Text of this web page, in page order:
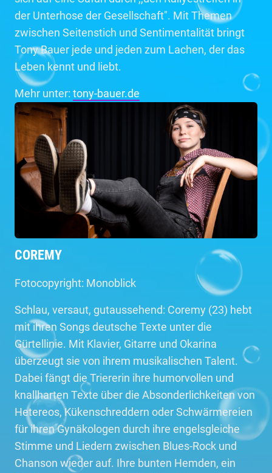
der Unterhose der Gesellschaft". Mit Themen
zwischen Seitenstich und Sentimentalität bringt
Tony Bauer jede und jeden zum Lachen, der das
Leben kennt und liebt.
Mehr unter: tony-bauer.de
COREMY
Fotocopyright: Monoblick
Schlau, versaut, gutaussehend: Coremy (23) hebt
mit ihren Songs deutsche Texte unter die
Gürtellinie. Mit Klavier, Gitarre und Okarina
überzeugt sie von ihrem musikalischen Talent.
Dabei fängt die Triererin ihre humorvollen und
knallharten Texte über die Absonderlichkeiten von
Hetereos, Kükenschreddern oder Schwärmereien
für ihren Gynäkologen durch ihre engelsgleiche
Stimme und Liedern zwischen Blues-Rock und
Chanson wieder auf. Ihre bunten Hemden, ein